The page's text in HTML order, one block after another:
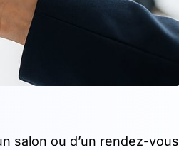
salon ou d’un rendez-vous